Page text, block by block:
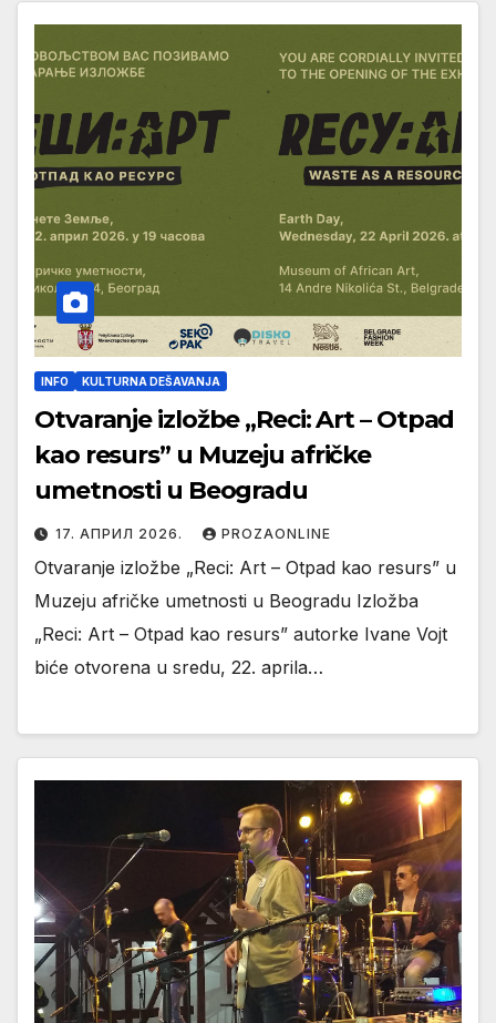
INFO KULTURNA DEŠAVANJA
Otvaranje izložbe „Reci: Art – Otpad
kao resurs” u Muzeju afričke
umetnosti u Beogradu
17. АПРИЛ 2026. PROZAONLINE
Otvaranje izložbe „Reci: Art – Otpad kao resurs” u
Muzeju afričke umetnosti u Beogradu Izložba
„Reci: Art – Otpad kao resurs” autorke Ivane Vojt
biće otvorena u sredu, 22. aprila…